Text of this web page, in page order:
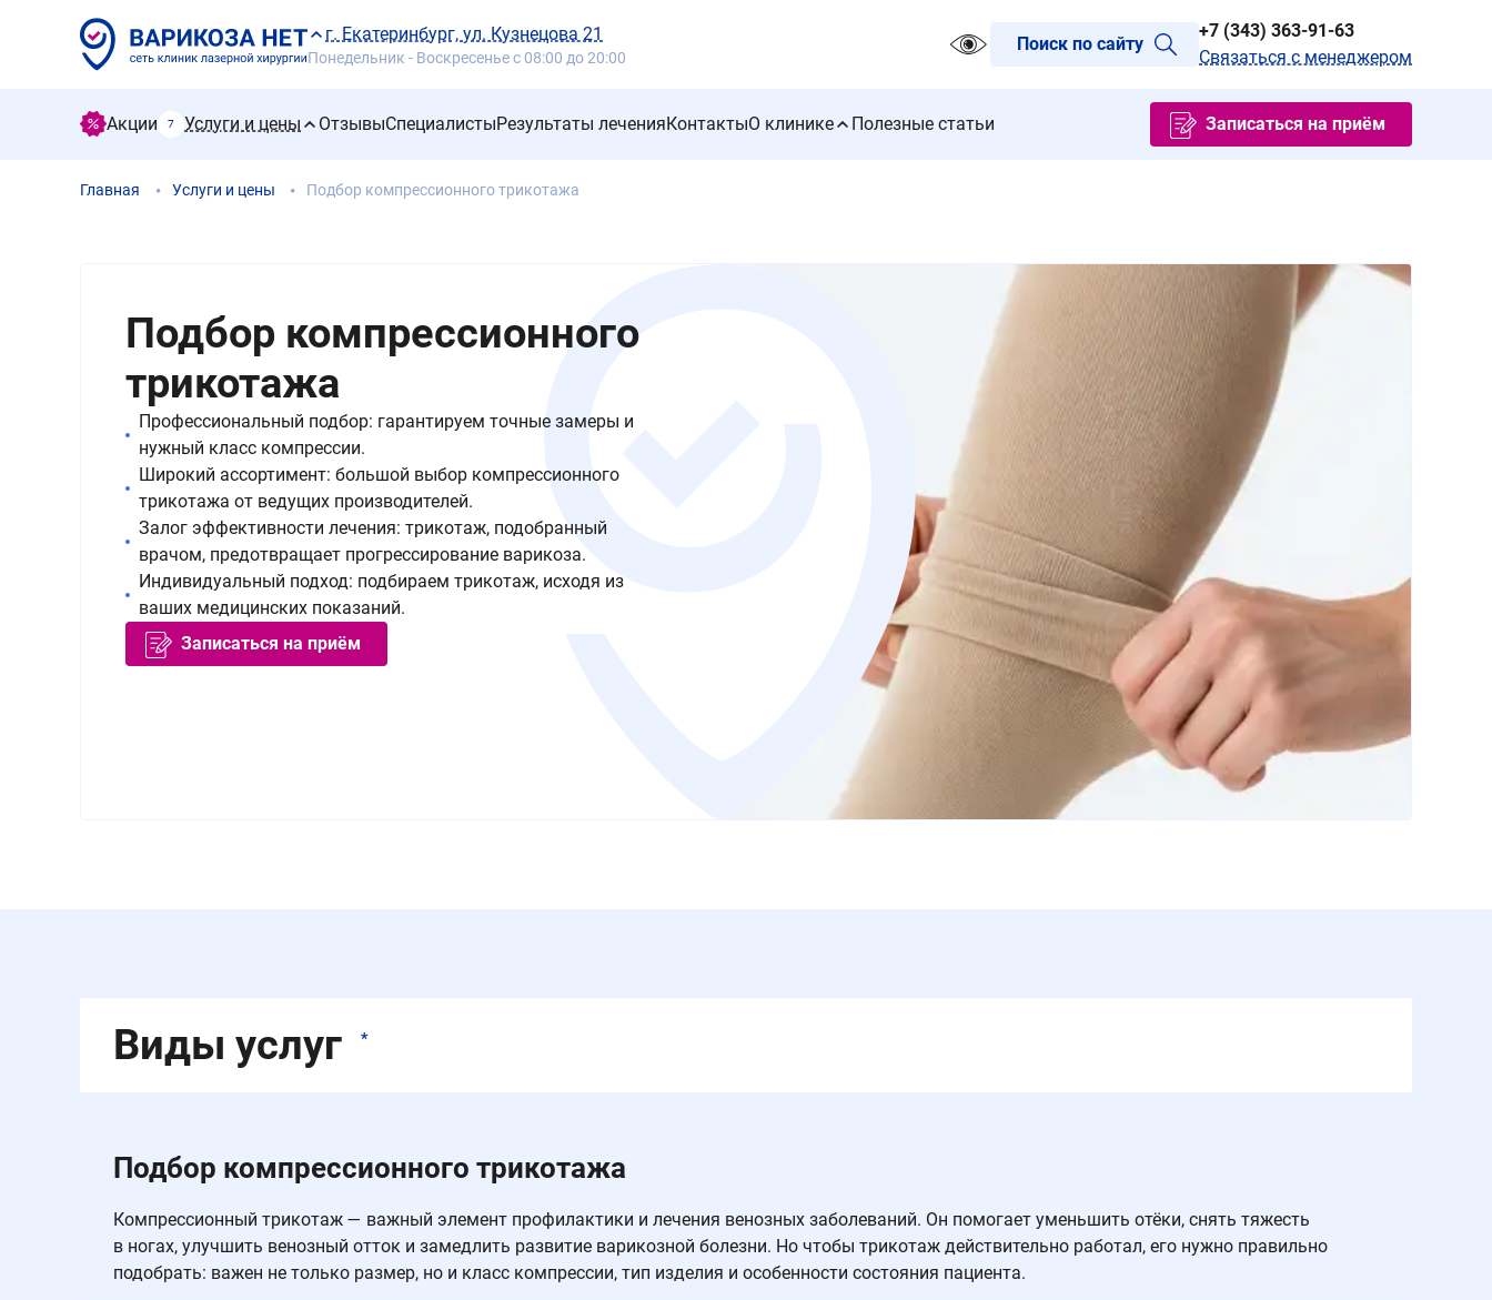
г. Екатеринбург, ул. Кузнецова 21
Понедельник - Воскресенье с 08:00 до 20:00
Поиск по сайту
+7 (343) 363-91-63
Связаться с менеджером
Акции 7 Услуги и цены ОтзывыСпециалистыРезультаты леченияКонтактыО клинике Полезные статьи Записаться на приём
Главная Услуги и цены Подбор компрессионного трикотажа
Подбор компрессионного
трикотажа
Профессиональный подбор: гарантируем точные замеры и
нужный класс компрессии.
Широкий ассортимент: большой выбор компрессионного
трикотажа от ведущих производителей.
Залог эффективности лечения: трикотаж, подобранный
врачом, предотвращает прогрессирование варикоза.
Индивидуальный подход: подбираем трикотаж, исходя из
ваших медицинских показаний.
Записаться на приём
Виды услуг *
Подбор компрессионного трикотажа
Компрессионный трикотаж — важный элемент профилактики и лечения венозных заболеваний. Он помогает уменьшить отёки, снять тяжесть
в ногах, улучшить венозный отток и замедлить развитие варикозной болезни. Но чтобы трикотаж действительно работал, его нужно правильно
подобрать: важен не только размер, но и класс компрессии, тип изделия и особенности состояния пациента.